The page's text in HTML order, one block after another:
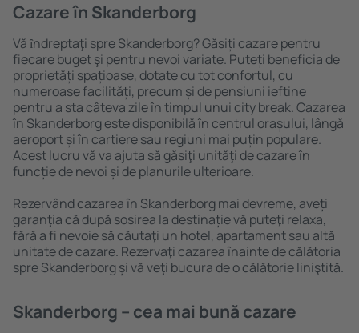
Cazare în Skanderborg
Vă ȋndreptaţi spre Skanderborg? Găsiți cazare pentru
fiecare buget şi pentru nevoi variate. Puteți beneficia de
proprietăți spațioase, dotate cu tot confortul, cu
numeroase facilități, precum și de pensiuni ieftine
pentru a sta câteva zile în timpul unui city break. Cazarea
în Skanderborg este disponibilă în centrul orașului, lângă
aeroport și în cartiere sau regiuni mai puțin populare.
Acest lucru vă va ajuta să găsiţi unităţi de cazare în
funcție de nevoi și de planurile ulterioare.
Rezervând cazarea în Skanderborg mai devreme, aveți
garanţia că după sosirea la destinație vă puteţi relaxa,
fără a fi nevoie să căutaţi un hotel, apartament sau altă
unitate de cazare. Rezervaţi cazarea înainte de călătoria
spre Skanderborg și vă veţi bucura de o călătorie liniştită.
Skanderborg – cea mai bună cazare